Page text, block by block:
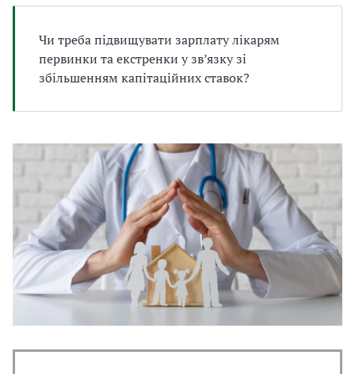
Чи треба підвищувати зарплату лікарям
первинки та екстренки у зв’язку зі
збільшенням капітаційних ставок?